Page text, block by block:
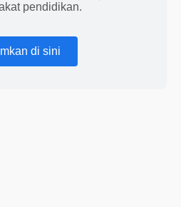
pendidikan.
di sini